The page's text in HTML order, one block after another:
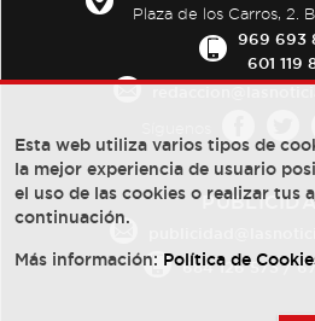
Plaza de los Carros, 2.
969 693
601 119
684 126 573/
Esta web utiliza varios tipos de
la mejor experiencia de usuario
el uso de las cookies o realizar tus
continuación.
Más información: Política de